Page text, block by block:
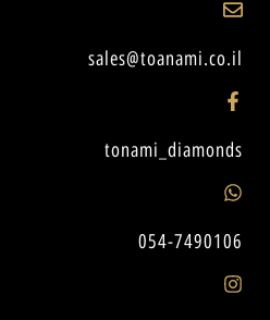
sales@toanami.co.il
tonami_diamonds
054-7490106